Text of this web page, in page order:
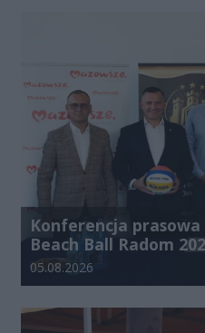
Konferencja
Beach Ball Radom
Data dodania galerii:
05.08.2026